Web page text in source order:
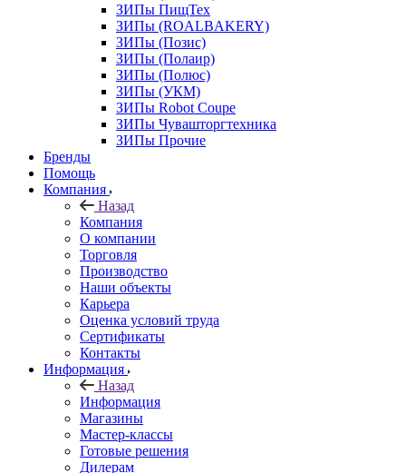
ЗИПы ПищТех
ЗИПы (ROALBAKERY)
ЗИПы (Позис)
ЗИПы (Полаир)
ЗИПы (Полюс)
ЗИПы (УКМ)
ЗИПы Robot Coupe
ЗИПы Чувашторгтехника
ЗИПы Прочие
Бренды
Помощь
Компания
Назад
Компания
О компании
Торговля
Производство
Наши объекты
Карьера
Оценка условий труда
Сертификаты
Контакты
Информация
Назад
Информация
Магазины
Мастер-классы
Готовые решения
Дилерам